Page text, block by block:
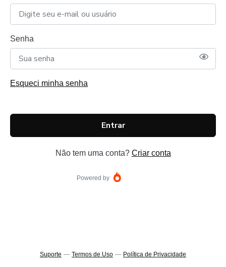
Senha
Esqueci minha senha
Entrar
Não tem uma conta? Criar conta
Powered by
Suporte — Termos de Uso — Política de Privacidade